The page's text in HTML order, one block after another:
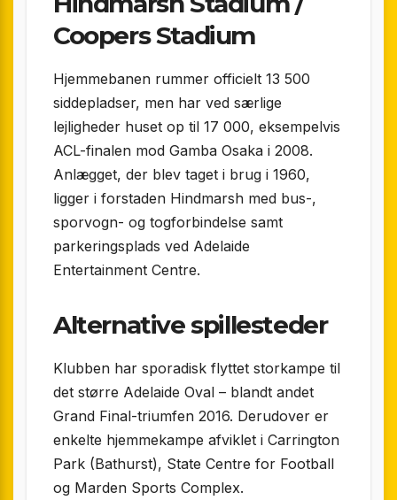
Coopers Stadium
Hjemmebanen rummer officielt 13 500
siddepladser, men har ved særlige
lejligheder huset op til 17 000, eksempelvis
ACL-finalen mod Gamba Osaka i 2008.
Anlægget, der blev taget i brug i 1960,
ligger i forstaden Hindmarsh med bus-,
sporvogn- og togforbindelse samt
parkeringsplads ved Adelaide
Entertainment Centre.
Alternative spillesteder
Klubben har sporadisk flyttet storkampe til
det større Adelaide Oval – blandt andet
Grand Final-triumfen 2016. Derudover er
enkelte hjemmekampe afviklet i Carrington
Park (Bathurst), State Centre for Football
og Marden Sports Complex.